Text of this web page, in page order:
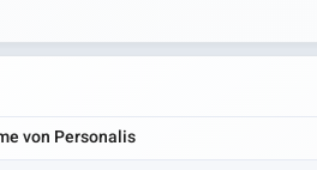
von Personalis